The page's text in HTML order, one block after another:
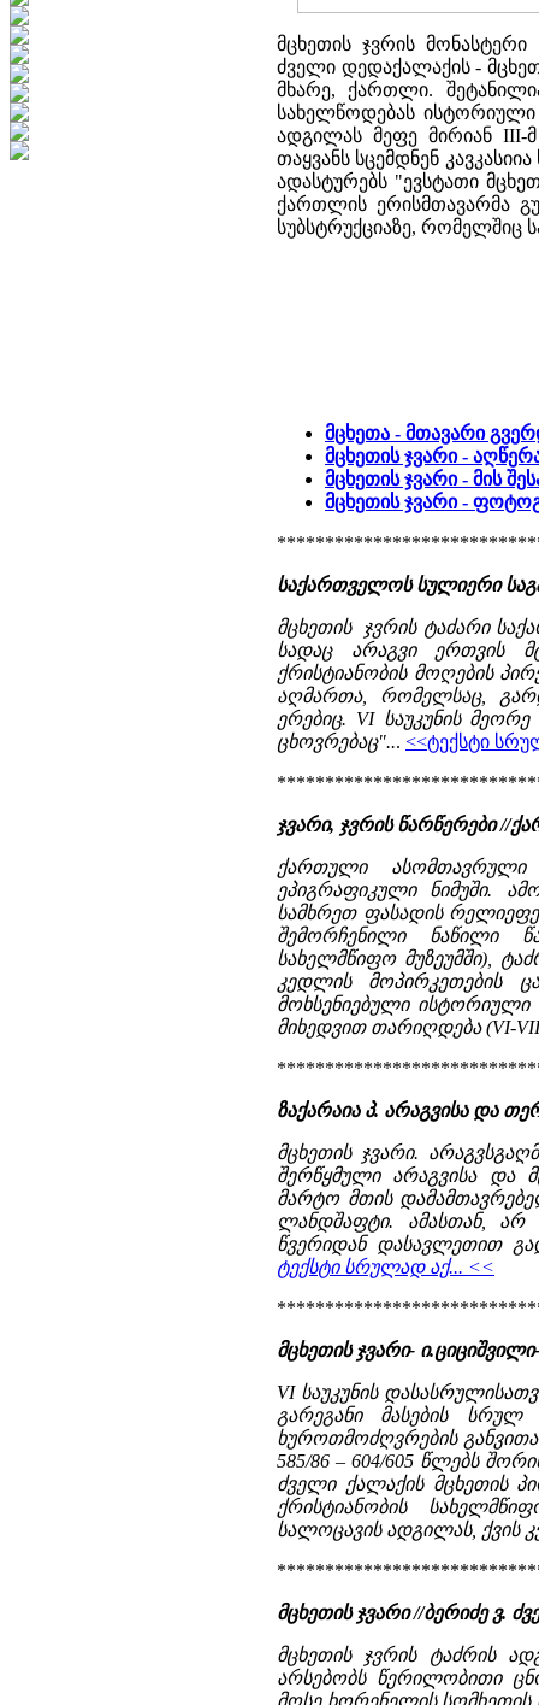
მცხეთის ჯვრის
ძველი დედაქალაქის -
მხარე, ქართლი.
სახელწოდებას ისტორიული
ადგილას მეფე მირიან
თაყვანს სცემდნენ
ადასტურებს "ევსტათი
ქართლის ერისმთავარმა
სუბსტრუქციაზე, რომელშიც
მცხეთა - მთავარი
მცხეთის ჯვარი -
მცხეთის ჯვარი - მის
მცხეთის ჯვარი -
საქართველოს სულიერი
მცხეთის ჯვრის ტაძარი
სადაც არაგვი ერთვის
ქრისტიანობის მოღების
აღმართა, რომელსაც,
ერებიც. VI საუკუნის
ცხოვრებაც"... <<ტექსტი
ჯვარი, ჯვრის წარწერები //
ქართული
ეპიგრაფიკული ნიმუში.
სამხრეთ ფასადის
შემორჩენილი ნაწილი
სახელმწიფო მუზეუმში),
კედლის მოპირკეთების
მოხსენიებული
მიხედვით თარიღდება (VI-VII
ზაქარაია პ. არაგვისა და
მცხეთის ჯვარი.
შერწყმული არაგვისა და
მარტო მთის
ლანდშაფტი. ამასთან, არ
წვერიდან დასავლეთით
ტექსტი სრულად აქ... <<
მცხეთის ჯვარი-
VI საუკუნის
გარეგანი მასების
ხუროთმოძღვრების
585/86 – 604/605 წლებს
ძველი ქალაქის მცხეთის
ქრისტიანობის
სალოცავის ადგილას, ქვის
მცხეთის ჯვარი //ბერიძე ვ.
მცხეთის ჯვრის ტაძრის
არსებობს წერილობითი
მოსე ხორენელის სომხეთის